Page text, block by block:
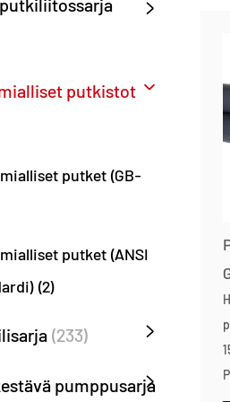
putkistot
putket (GB-
putket (ANSI
(2)
(233)
pumppusarja